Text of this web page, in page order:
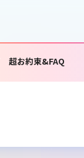
超お約束&FAQ